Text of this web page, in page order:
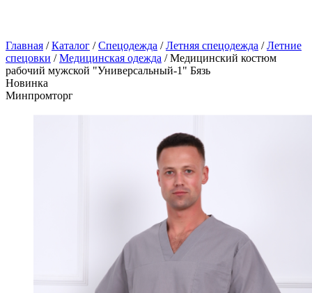
Главная / Каталог / Спецодежда / Летняя спецодежда / Летние
спецовки / Медицинская одежда / Медицинский костюм
рабочий мужской "Универсальный-1" Бязь
Новинка
Минпромторг